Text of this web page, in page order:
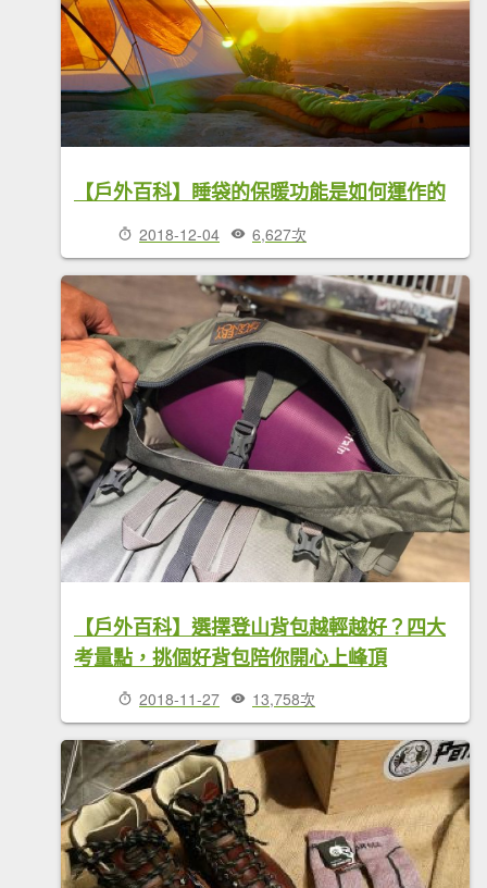
【戶外百科】睡袋的保暖功能是如何運作的
2018-12-04 6,627次
【戶外百科】選擇登山背包越輕越好？四大
考量點，挑個好背包陪你開心上峰頂
2018-11-27 13,758次